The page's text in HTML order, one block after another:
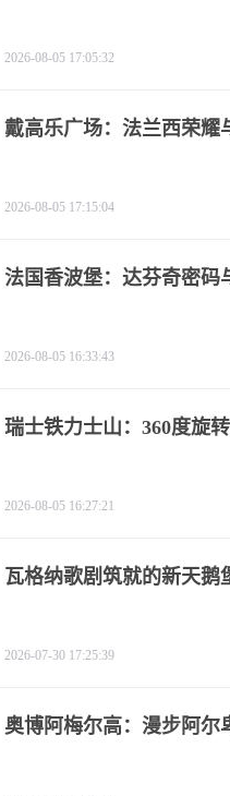
2026-08-05 17:05:32
戴高乐广场：法兰西荣耀
2026-08-05 17:15:04
法国香波堡：达芬奇密码
2026-08-05 16:33:43
瑞士铁力士山：360度旋
2026-08-05 16:27:21
瓦格纳歌剧筑就的新天鹅
2026-07-30 17:25:39
奥博阿梅尔高：漫步阿尔